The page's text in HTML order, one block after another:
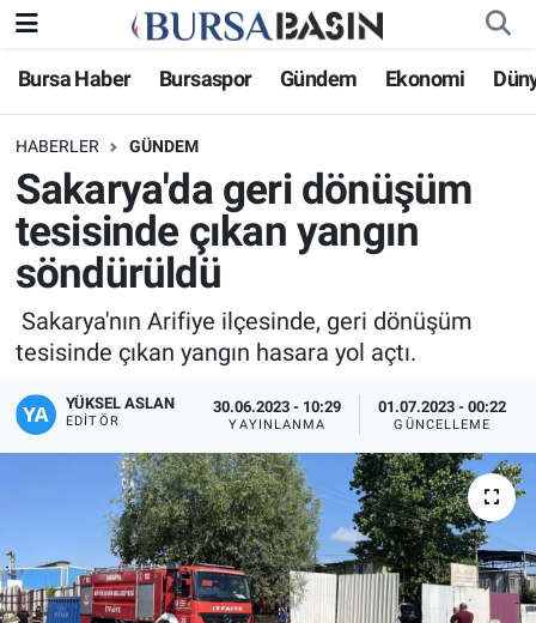
Bursa Haber Bursaspor Gündem Ekonomi
HABERLER GÜNDEM
Sakarya'da geri dönüşüm
tesisinde çıkan yangın
söndürüldü
Sakarya'nın Arifiye ilçesinde, geri dönüşüm
tesisinde çıkan yangın hasara yol açtı.
YÜKSEL ASLAN
EDITÖR
30.06.2023 - 10:29
YAYINLANMA
01.07.2023 - 00:22
GÜNCELLEME
Bursa Haber
Genel
Politika
Bilim, Teknoloji
KÜLTÜR-SANAT
Yerel
Bursaspor
Gündem
Sağlık
Bursa Nöbetçi Eczaneler
Bursa Hava Durumu
Bursa Namaz Vakitleri
Bursa Trafik Yoğunluk Haritası
Süper Lig Puan Durumu ve Fikstür
Tüm Manşetler
Son Dakika Haberleri
Haber Arşivi